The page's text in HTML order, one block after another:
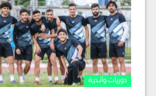
دوريات وأندية